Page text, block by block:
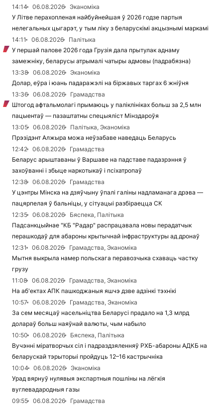
14:14
06.08.2026
Эканоміка
У Літве перахопленая найбуйнейшая ў 2026 годзе партыя
нелегальных цыгарэт, у тым ліку з беларускімі акцызнымі маркамі
14:11
06.08.2026
Палітыка
У першай палове 2026 года Грузія дала прытулак аднаму
замежніку, беларусы атрымалі чатыры адмовы (падрабязна)
13:38
06.08.2026
Эканоміка
Долар, еўра і юань падаражэлі на біржавых таргах 6 жніўня
13:36
06.08.2026
Грамадства
Штогод афтальмолагі прымаюць у паліклініках больш за 2,5 млн
пацыентаў — пазаштатны спецыяліст Мінздароўя
13:05
06.08.2026
Палітыка, Эканоміка
Прэзідэнт Алжыра можа неўзабаве наведаць Беларусь
12:42
06.08.2026
Грамадства
Беларус арыштаваны ў Варшаве на падставе падазрэння ў
захоўванні і збыце наркотыкаў і псіхатропаў
12:38
06.08.2026
Грамадства
У цэнтры Мінска на дзяўчыну ўпалі галіны надламанага дрэва —
пацярпелая ў бальніцы, у сітуацыі разбіраецца СК
12:35
06.08.2026
Бяспека, Палітыка
Падсанкцыйнае "КБ "Радар" распрацавала новы перадатчык
перашкодаў для абароны крытычнай інфраструктуры ад дронаў
12:31
06.08.2026
Грамадства, Эканоміка
Мытня выкрыла намер польскага перавозчыка схаваць частку
грузу
11:08
06.08.2026
Грамадства, Эканоміка
На аб'ектах АПК пашкоджаныя яшчэ дзве адзінкі тэхнікі
10:57
06.08.2026
Грамадства, Эканоміка
За сем месяцаў насельніцтва Беларусі прадало на 1,3 млрд
долараў больш наяўнай валюты, чым набыло
10:50
06.08.2026
Бяспека, Палітыка
Вучэнні міратворчых сіл і падраздзяленняў РХБ-абароны АДКБ на
беларускай тэрыторыі пройдуць 12–16 кастрычніка
10:04
06.08.2026
Эканоміка
Урад вярнуў нулявыя экспартныя пошліны на лёгкія
вуглевадародныя газы
09:55
06.08.2026
Грамадства